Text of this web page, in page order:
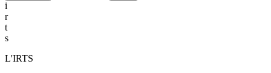
i
r
t
s
L'IRTS